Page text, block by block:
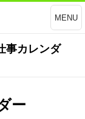
MENU
事カレンダ
ー